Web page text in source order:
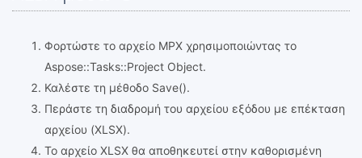
Φορτώστε το αρχείο MPX χρησιμοποιώντας το
Aspose::Tasks::Project Object.
Καλέστε τη μέθοδο Save().
Περάστε τη διαδρομή του αρχείου εξόδου με επέκταση
αρχείου (XLSX).
Το αρχείο XLSX θα αποθηκευτεί στην καθορισμένη